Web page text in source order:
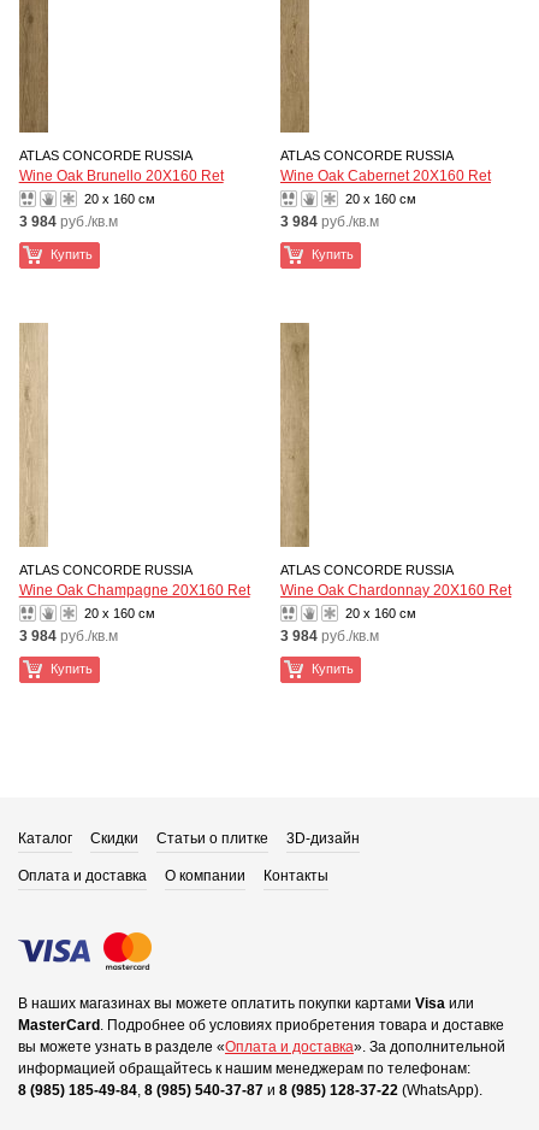
ATLAS CONCORDE RUSSIA
Wine Oak Brunello 20X160 Ret
20 x 160 см
3 984 руб./кв.м
Купить
ATLAS CONCORDE RUSSIA
Wine Oak Cabernet 20X160 Ret
20 x 160 см
3 984 руб./кв.м
Купить
ATLAS CONCORDE RUSSIA
Wine Oak Champagne 20X160 Ret
20 x 160 см
3 984 руб./кв.м
Купить
ATLAS CONCORDE RUSSIA
Wine Oak Chardonnay 20X160 Ret
20 x 160 см
3 984 руб./кв.м
Купить
Каталог Скидки Статьи о плитке 3D-дизайн
Оплата и доставка О компании Контакты
В наших магазинах вы можете оплатить покупки картами Visa или
MasterCard . Подробнее об условиях приобретения товара и доставке
вы можете узнать в разделе «Оплата и доставка». За дополнительной
информацией обращайтесь к нашим менеджерам по телефонам:
8 (985) 185-49-84, 8 (985) 540-37-87 и 8 (985) 128-37-22 (WhatsApp).